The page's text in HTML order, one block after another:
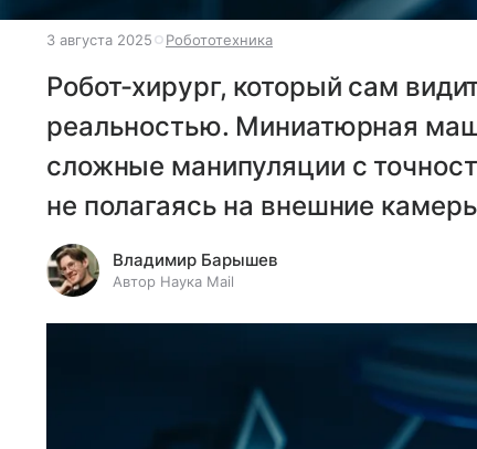
3 августа 2025 Робототехника
Робот-хирург, который сам
реальностью. Миниатюрная
сложные манипуляции с
не полагаясь на внешние
Владимир Барышев
Автор Наука Mail